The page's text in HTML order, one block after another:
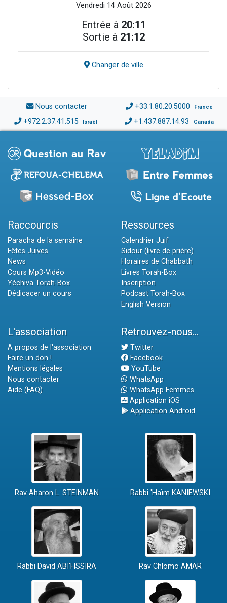
Vendredi 14 Août 2026
Entrée à 20:11
Sortie à 21:12
Changer de ville
Nous contacter +33.1.80.20.5000 France
+972.2.37.41.515 Israël +1.437.887.14.93 Canada
Raccourcis
Paracha de la semaine
Fêtes Juives
News
Cours Mp3-Vidéo
Yéchiva Torah-Box
Dédicacer un cours
Ressources
Calendrier Juif
Sidour (livre de prière)
Horaires de Chabbath
Livres Torah-Box
Inscription
Podcast Torah-Box
English Version
L'association
A propos de l'association
Faire un don !
Mentions légales
Nous contacter
Aide (FAQ)
Retrouvez-nous...
Twitter
Facebook
YouTube
WhatsApp
WhatsApp Femmes
Application iOS
Application Android
Rav Aharon L. STEINMAN Rabbi 'Haïm KANIEWSKI
Rabbi David ABI'HSSIRA Rav Chlomo AMAR